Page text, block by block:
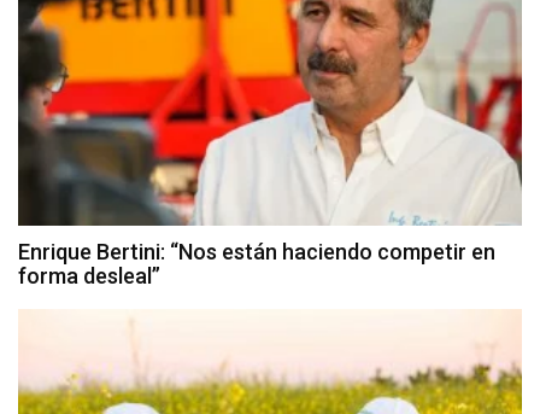
Enrique Bertini: “Nos están haciendo competir en
forma desleal”